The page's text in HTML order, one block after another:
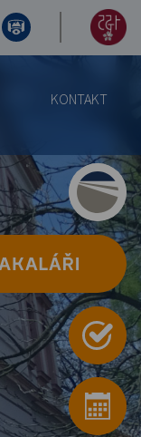
KONTAKT
Virtuální
155
výročí